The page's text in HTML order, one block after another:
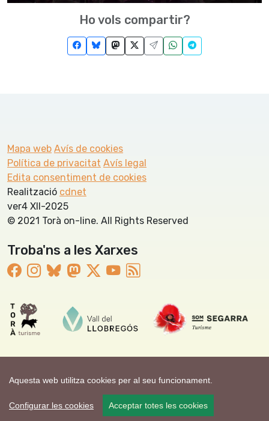
Aquesta web utilitza cookies per al seu funcionament.
Configurar les cookies Acceptar totes les cookies
Ho vols compartir?
Mapa web Avís de cookies
Política de privacitat Avís legal
Edita consentiment de cookies
Realització cdnet
ver4 XII-2025
© 2021 Torà on-line. All Rights Reserved
Troba'ns a les Xarxes